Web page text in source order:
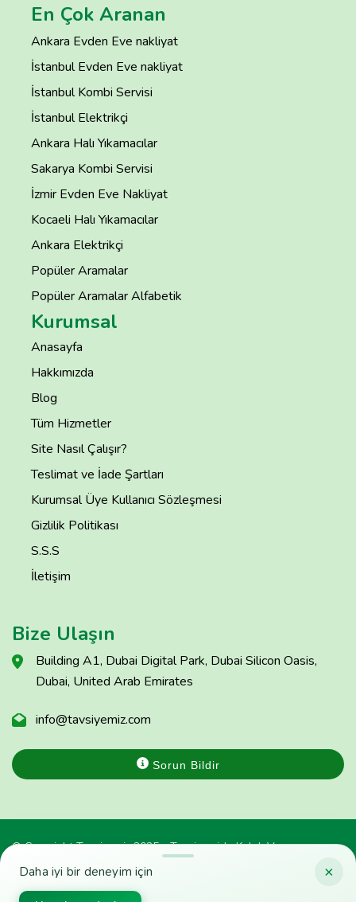
×
Daha iyi bir deneyim için
En Çok Aranan
Ankara Evden Eve nakliyat
İstanbul Evden Eve nakliyat
İstanbul Kombi Servisi
İstanbul Elektrikçi
Ankara Halı Yıkamacılar
Sakarya Kombi Servisi
İzmir Evden Eve Nakliyat
Kocaeli Halı Yıkamacılar
Ankara Elektrikçi
Popüler Aramalar
Popüler Aramalar Alfabetik
Kurumsal
Anasayfa
Hakkımızda
Blog
Tüm Hizmetler
Site Nasıl Çalışır?
Teslimat ve İade Şartları
Kurumsal Üye Kullanıcı Sözleşmesi
Gizlilik Politikası
S.S.S
İletişim
Bize Ulaşın
Building A1, Dubai Digital Park, Dubai Silicon Oasis,
Dubai, United Arab Emirates
info@tavsiyemiz.com
Sorun Bildir
© Copyright Tavsiyemiz 2025 - Tavsiyemiz'e Kulak Ver